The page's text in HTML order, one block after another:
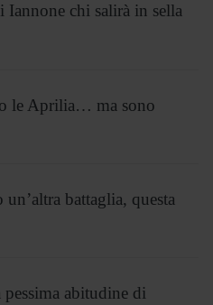
chi salirà in sella
le Aprilia… ma sono
battaglia, questa
abitudine di